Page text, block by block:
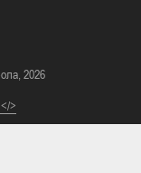
2026
>